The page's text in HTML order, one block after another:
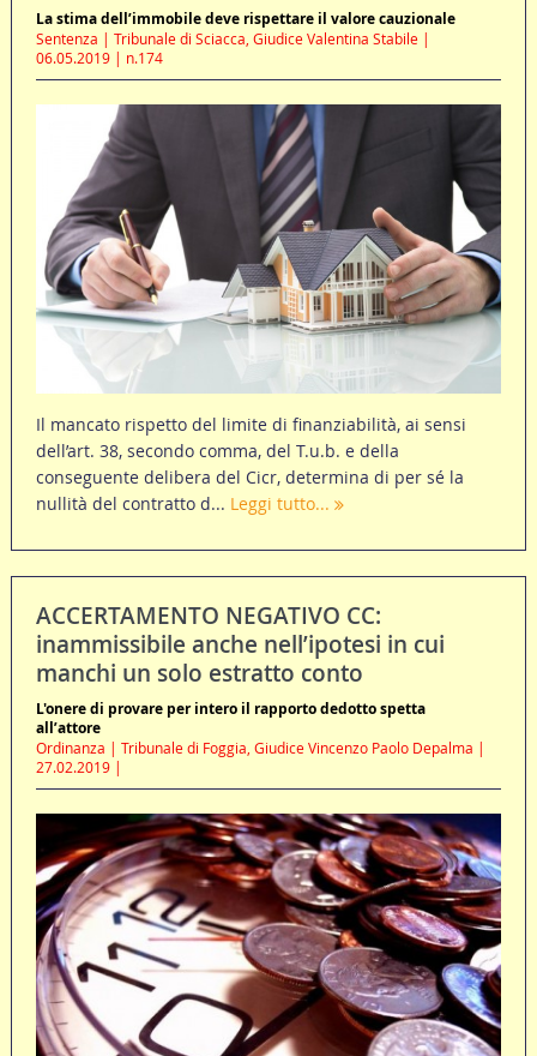
La stima dell’immobile deve rispettare il valore cauzionale
Sentenza | Tribunale di Sciacca, Giudice Valentina Stabile |
06.05.2019 | n.174
Il mancato rispetto del limite di finanziabilità, ai sensi
dell’art. 38, secondo comma, del T.u.b. e della
conseguente delibera del Cicr, determina di per sé la
nullità del contratto d... Leggi tutto...
ACCERTAMENTO NEGATIVO CC:
inammissibile anche nell’ipotesi in cui
manchi un solo estratto conto
L'onere di provare per intero il rapporto dedotto spetta
all’attore
Ordinanza | Tribunale di Foggia, Giudice Vincenzo Paolo Depalma |
27.02.2019 |